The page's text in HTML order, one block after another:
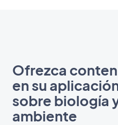
Ofrezca
en su
sobre biología
ambiente